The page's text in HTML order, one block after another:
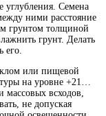
углубления. Семена
ними расстояние
грунтом толщиной
грунт. Делать
его.
или пищевой
на уровне +21…
всходов,
не допуская